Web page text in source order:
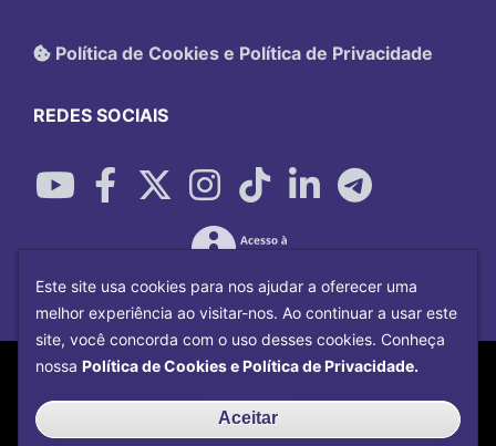
Política de Cookies e Política de Privacidade
REDES SOCIAIS
Copyright©2026Universidade Federal
Centro de Tecnologia da
Este site usa cookies para nos ajudar a oferecer uma
melhor experiência ao visitar-nos. Ao continuar a usar este
site, você concorda com o uso desses cookies. Conheça
nossa Política de Cookies e Política de Privacidade.
Aceitar